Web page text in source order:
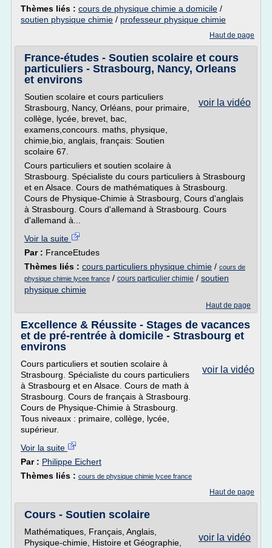
Thèmes liés : cours de physique chimie a domicile /
soutien physique chimie / professeur physique chimie
Haut de page
France-études - Soutien scolaire et cours
particuliers - Strasbourg, Nancy, Orleans
et environs
voir la vidéo
Soutien scolaire et cours particuliers
Strasbourg, Nancy, Orléans, pour primaire,
collège, lycée, brevet, bac,
examens,concours. maths, physique,
chimie,bio, anglais, français: Soutien
scolaire 67.
Cours particuliers et soutien scolaire à
Strasbourg. Spécialiste du cours particuliers à Strasbourg
et en Alsace. Cours de mathématiques à Strasbourg.
Cours de Physique-Chimie à Strasbourg, Cours d'anglais
à Strasbourg. Cours d'allemand à Strasbourg. Cours
d'allemand à...
Voir la suite
Par : FranceEtudes
Thèmes liés : cours particuliers physique chimie / cours de
physique chimie lycee france / cours particulier chimie / soutien
physique chimie
Haut de page
Excellence & Réussite - Stages de vacances
et de pré-rentrée à domicile - Strasbourg et
environs
voir la vidéo
Cours particuliers et soutien scolaire à
Strasbourg. Spécialiste du cours particuliers
à Strasbourg et en Alsace. Cours de math à
Strasbourg. Cours de français à Strasbourg.
Cours de Physique-Chimie à Strasbourg.
Tous niveaux : primaire, collège, lycée,
supérieur.
Voir la suite
Par : Philippe Eichert
Thèmes liés : cours de physique chimie lycee france
Haut de page
Cours - Soutien scolaire
voir la vidéo
Mathématiques, Français, Anglais,
Physique-chimie, Histoire et Géographie,